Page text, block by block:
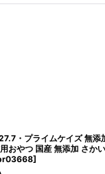
ッ
最短賞味2027.7・
やつ 豚タン トレー
Prime KS pr31074